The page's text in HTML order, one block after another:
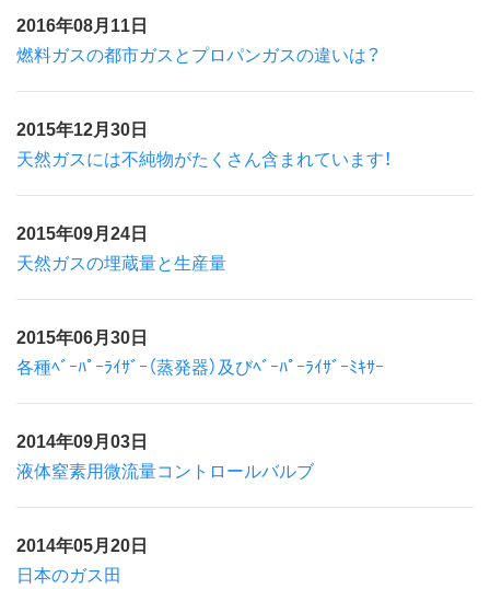
2016年08月11日
燃料ガスの都市ガスとプロパンガスの違いは？
2015年12月30日
天然ガスには不純物がたくさん含まれています！
2015年09月24日
天然ガスの埋蔵量と生産量
2015年06月30日
各種ﾍﾞｰﾊﾟｰﾗｲｻﾞｰ（蒸発器）及びﾍﾞｰﾊﾟｰﾗｲｻﾞｰﾐｷｻｰ
2014年09月03日
液体窒素用微流量コントロールバルブ
2014年05月20日
日本のガス田